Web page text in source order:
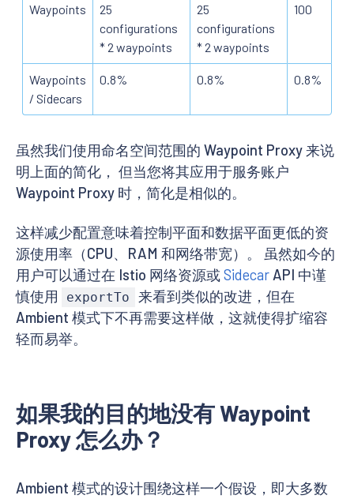
Waypoints
25
configurations
* 2 waypoints
25
configurations
* 2 waypoints
100
Waypoints
/ Sidecars
0.8% 0.8% 0.8%
虽然我们使用命名空间范围的 Waypoint Proxy 来说
明上面的简化， 但当您将其应用于服务账户
Waypoint Proxy 时，简化是相似的。
这样减少配置意味着控制平面和数据平面更低的资
源使用率（CPU、RAM 和网络带宽）。 虽然如今的
用户可以通过在 Istio 网络资源或Sidecar API 中谨
慎使用
exportTo
来看到类似的改进，但在
Ambient 模式下不再需要这样做，这就使得扩缩容
轻而易举。
如果我的目的地没有 Waypoint
Proxy 怎么办？
Ambient 模式的设计围绕这样一个假设，即大多数